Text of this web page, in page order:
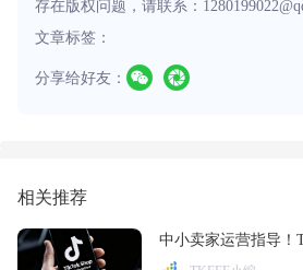
存在版权问题，请联系：
文章标签：
分享给好友：
相关推荐
中小卖家运营指导！